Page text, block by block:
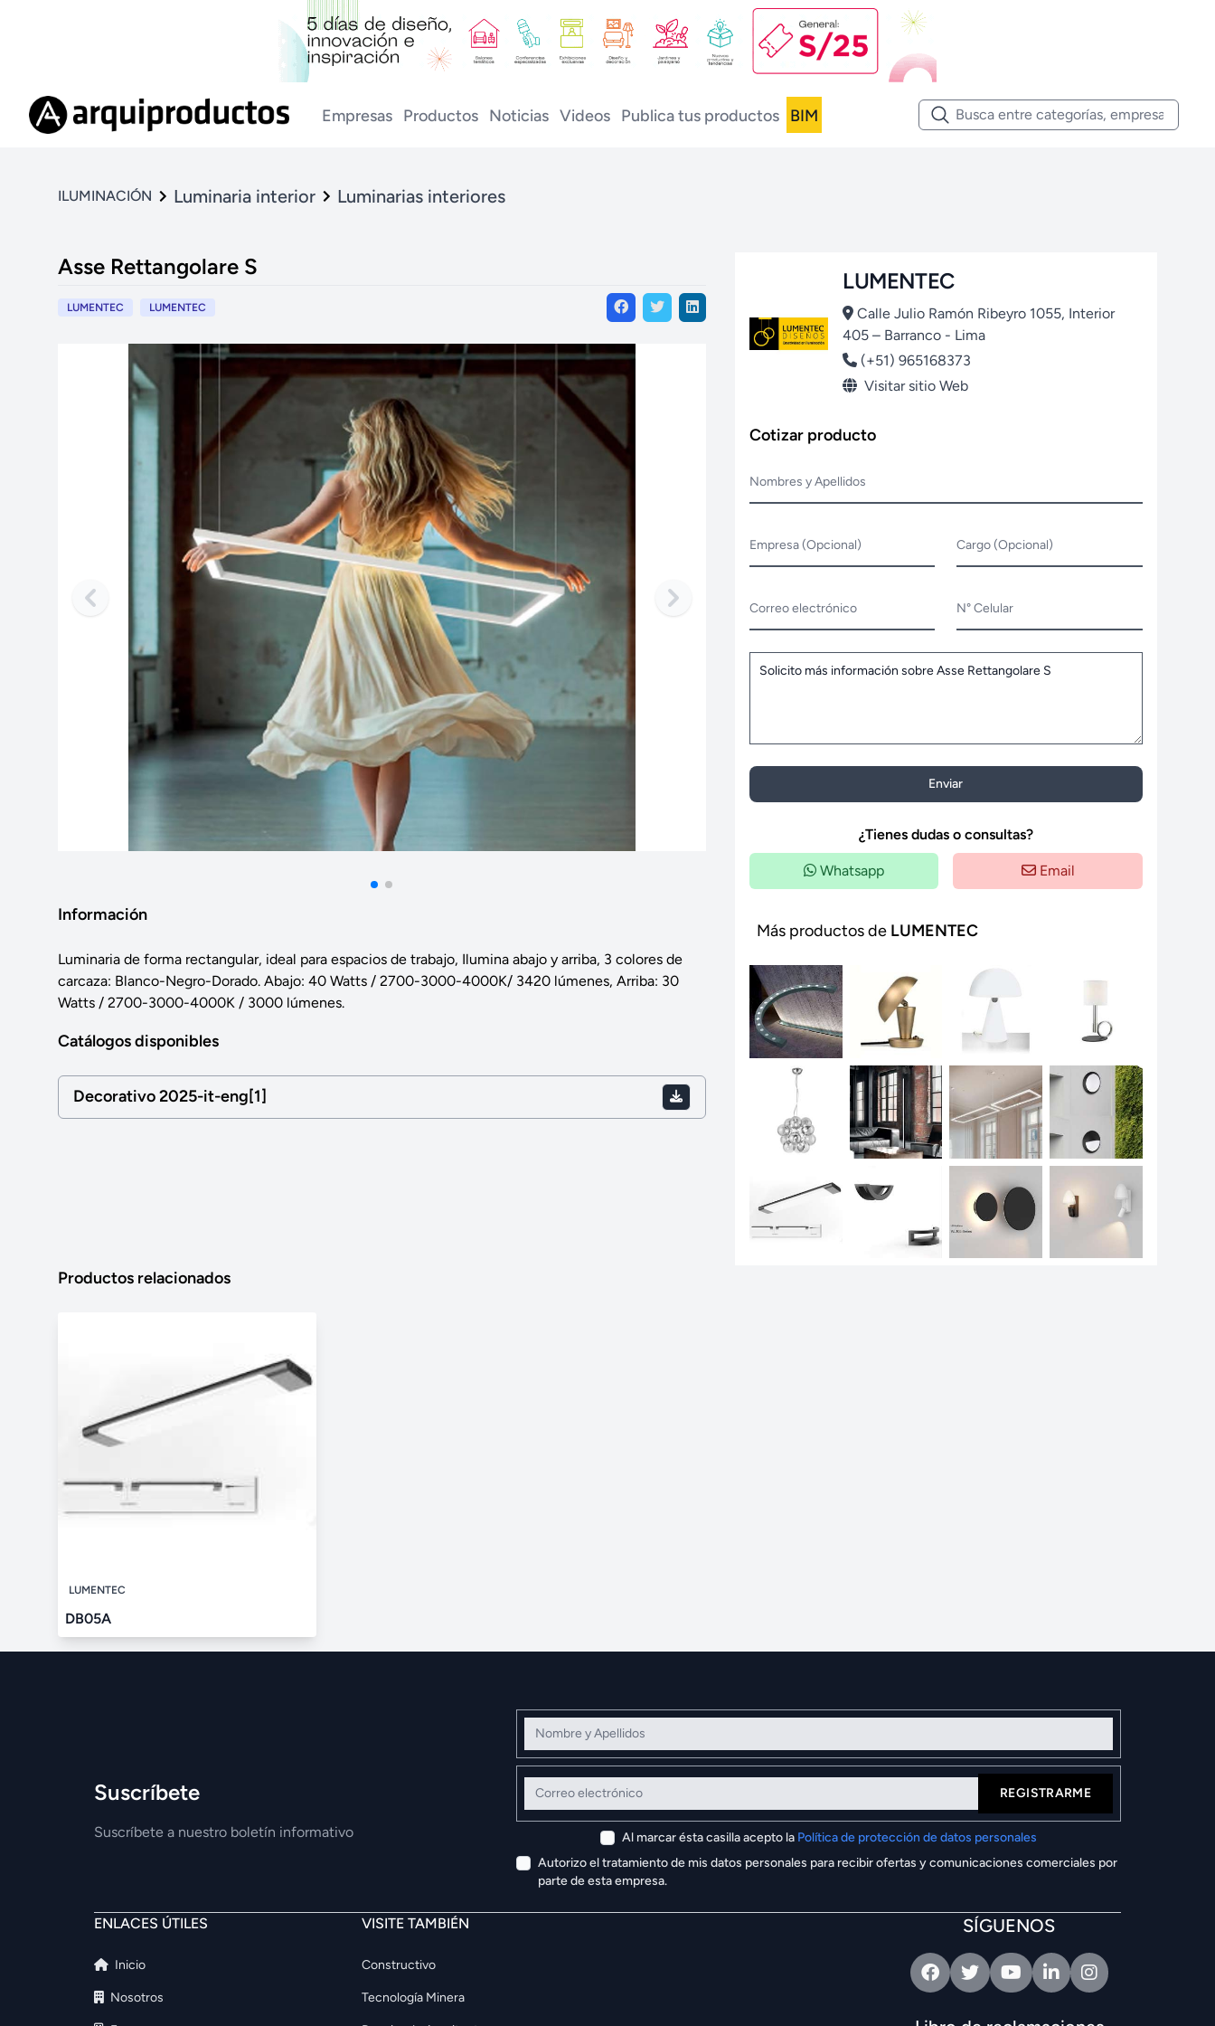
Empresas Productos Noticias Videos Publica tus productos BIM
ILUMINACIÓN Luminaria interior Luminarias interiores
Asse Rettangolare S
LUMENTEC LUMENTEC
Información
Luminaria de forma rectangular, ideal para espacios de trabajo, Ilumina abajo y arriba, 3 colores de
carcaza: Blanco-Negro-Dorado. Abajo: 40 Watts / 2700-3000-4000K/ 3420 lúmenes, Arriba: 30
Watts / 2700-3000-4000K / 3000 lúmenes.
Catálogos disponibles
Decorativo 2025-it-eng[1]
LUMENTEC
Calle Julio Ramón Ribeyro 1055, Interior
405 – Barranco - Lima
(+51) 965168373
Visitar sitio Web
Cotizar producto
Nombres y Apellidos
Empresa (Opcional) Cargo (Opcional)
Correo electrónico N° Celular
Enviar
¿Tienes dudas o consultas?
Whatsapp Email
Más productos de LUMENTEC
Productos relacionados
LUMENTEC
DB05A
Suscríbete
Suscríbete a nuestro boletín informativo
Nombre y Apellidos
Correo electrónico
REGISTRARME
Al marcar ésta casilla acepto la Política de protección de datos personales
Autorizo el tratamiento de mis datos personales para recibir ofertas y comunicaciones comerciales por
parte de esta empresa.
ENLACES ÚTILES
Inicio
Nosotros
VISITE TAMBIÉN
Constructivo
Tecnología Minera
SÍGUENOS
FacebookTwitterYoutubeLinkedinIntagram